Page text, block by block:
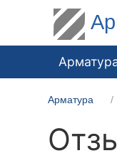
Арматура